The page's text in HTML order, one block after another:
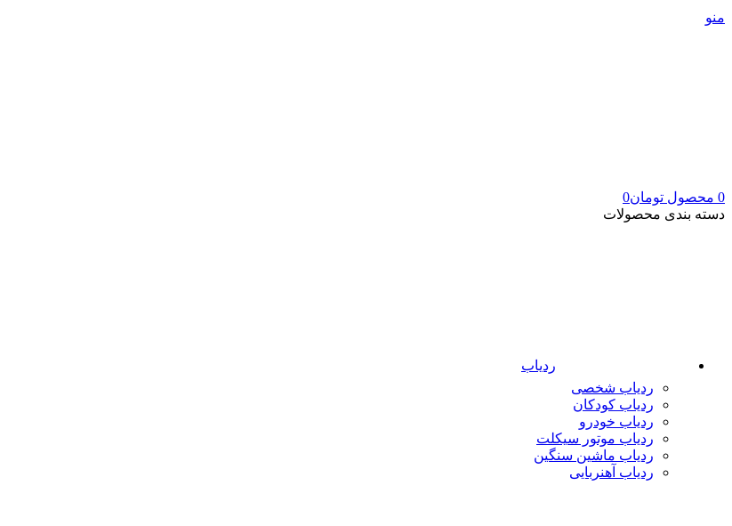
منو
0 محصول تومان0
دسته بندی محصولات
ردیاب
ردیاب شخصی
ردیاب کودکان
ردیاب خودرو
ردیاب موتور سیکلت
ردیاب ماشین سنگین
ردیاب آهنربایی